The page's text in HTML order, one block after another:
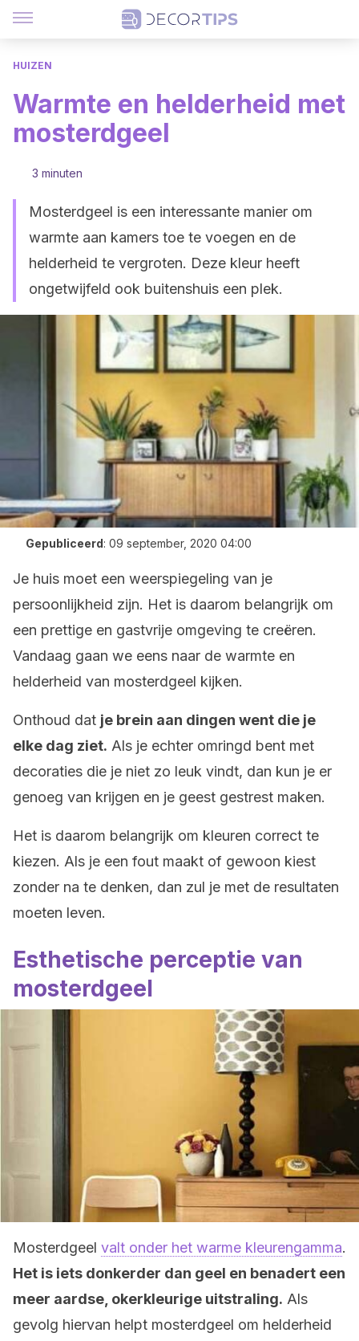
HUIZEN
Warmte en helderheid met
mosterdgeel
3 minuten
Mosterdgeel is een interessante manier om
warmte aan kamers toe te voegen en de
helderheid te vergroten. Deze kleur heeft
ongetwijfeld ook buitenshuis een plek.
Gepubliceerd: 09 september, 2020 04:00
Je huis moet een weerspiegeling van je
persoonlijkheid zijn. Het is daarom belangrijk om
een prettige en gastvrije omgeving te creëren.
Vandaag gaan we eens naar de warmte en
helderheid van mosterdgeel kijken.
Onthoud dat je brein aan dingen went die je
elke dag ziet. Als je echter omringd bent met
decoraties die je niet zo leuk vindt, dan kun je er
genoeg van krijgen en je geest gestrest maken.
Het is daarom belangrijk om kleuren correct te
kiezen. Als je een fout maakt of gewoon kiest
zonder na te denken, dan zul je met de resultaten
moeten leven.
Esthetische perceptie van
mosterdgeel
Mosterdgeel valt onder het warme kleurengamma.
Het is iets donkerder dan geel en benadert een
meer aardse, okerkleurige uitstraling. Als
gevolg hiervan helpt mosterdgeel om helderheid